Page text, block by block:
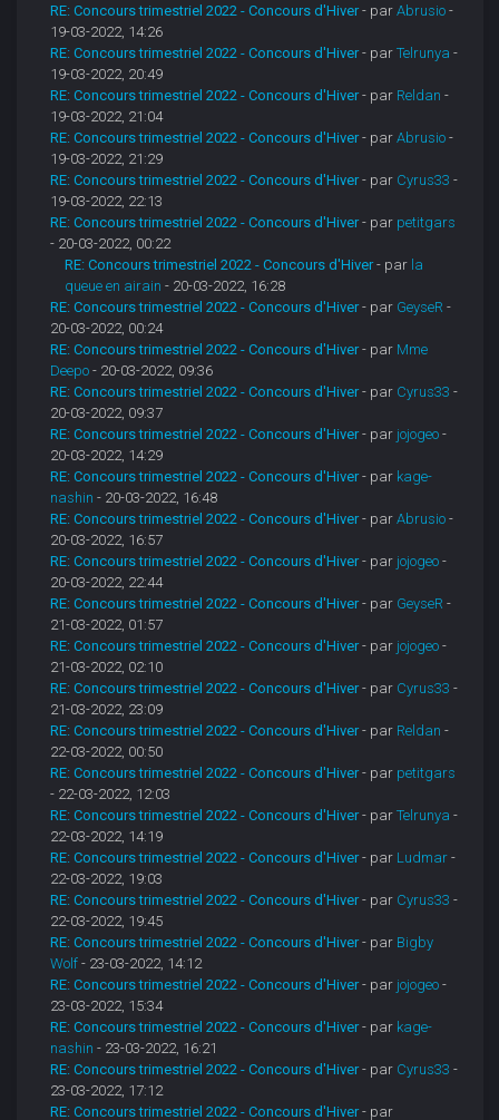
RE: Concours trimestriel 2022 - Concours d'Hiver - parAbrusio -
19-03-2022, 14:26
RE: Concours trimestriel 2022 - Concours d'Hiver - parTelrunya -
19-03-2022, 20:49
RE: Concours trimestriel 2022 - Concours d'Hiver - par Reldan -
19-03-2022, 21:04
RE: Concours trimestriel 2022 - Concours d'Hiver - parAbrusio -
19-03-2022, 21:29
RE: Concours trimestriel 2022 - Concours d'Hiver - par Cyrus33 -
19-03-2022, 22:13
RE: Concours trimestriel 2022 - Concours d'Hiver - par petitgars
- 20-03-2022, 00:22
RE: Concours trimestriel 2022 - Concours d'Hiver - par la
queue en airain - 20-03-2022, 16:28
RE: Concours trimestriel 2022 - Concours d'Hiver - par GeyseR -
20-03-2022, 00:24
RE: Concours trimestriel 2022 - Concours d'Hiver - par Mme
Deepo - 20-03-2022, 09:36
RE: Concours trimestriel 2022 - Concours d'Hiver - par Cyrus33 -
20-03-2022, 09:37
RE: Concours trimestriel 2022 - Concours d'Hiver - par jojogeo -
20-03-2022, 14:29
RE: Concours trimestriel 2022 - Concours d'Hiver - par kage-
nashin - 20-03-2022, 16:48
RE: Concours trimestriel 2022 - Concours d'Hiver - parAbrusio -
20-03-2022, 16:57
RE: Concours trimestriel 2022 - Concours d'Hiver - par jojogeo -
20-03-2022, 22:44
RE: Concours trimestriel 2022 - Concours d'Hiver - par GeyseR -
21-03-2022, 01:57
RE: Concours trimestriel 2022 - Concours d'Hiver - par jojogeo -
21-03-2022, 02:10
RE: Concours trimestriel 2022 - Concours d'Hiver - par Cyrus33 -
21-03-2022, 23:09
RE: Concours trimestriel 2022 - Concours d'Hiver - par Reldan -
22-03-2022, 00:50
RE: Concours trimestriel 2022 - Concours d'Hiver - par petitgars
- 22-03-2022, 12:03
RE: Concours trimestriel 2022 - Concours d'Hiver - parTelrunya -
22-03-2022, 14:19
RE: Concours trimestriel 2022 - Concours d'Hiver - par Ludmar -
22-03-2022, 19:03
RE: Concours trimestriel 2022 - Concours d'Hiver - par Cyrus33 -
22-03-2022, 19:45
RE: Concours trimestriel 2022 - Concours d'Hiver - par Bigby
Wolf - 23-03-2022, 14:12
RE: Concours trimestriel 2022 - Concours d'Hiver - par jojogeo -
23-03-2022, 15:34
RE: Concours trimestriel 2022 - Concours d'Hiver - par kage-
nashin - 23-03-2022, 16:21
RE: Concours trimestriel 2022 - Concours d'Hiver - par Cyrus33 -
23-03-2022, 17:12
RE: Concours trimestriel 2022 - Concours d'Hiver - par